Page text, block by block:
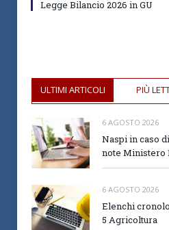
Legge Bilancio 2026 in GU
ULTIMI ARTICOLI PIÙ
6 AGOSTO 2026
Naspi in caso
note Ministero
6 AGOSTO 2026
Elenchi
5 Agricoltura